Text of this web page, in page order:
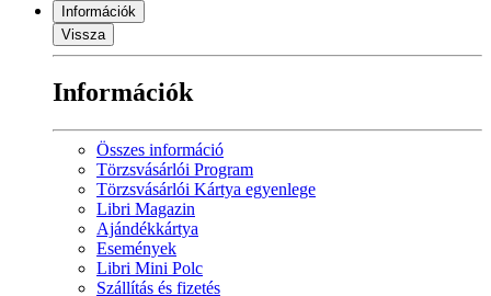
Információk
Vissza
Információk
Összes információ
Törzsvásárlói Program
Törzsvásárlói Kártya egyenlege
Libri Magazin
Ajándékkártya
Események
Libri Mini Polc
Szállítás és fizetés